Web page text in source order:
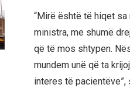
“Mirë është të hiqet
ministra, me shumë
që të mos shtypen.
mundem unë që ta
interes të